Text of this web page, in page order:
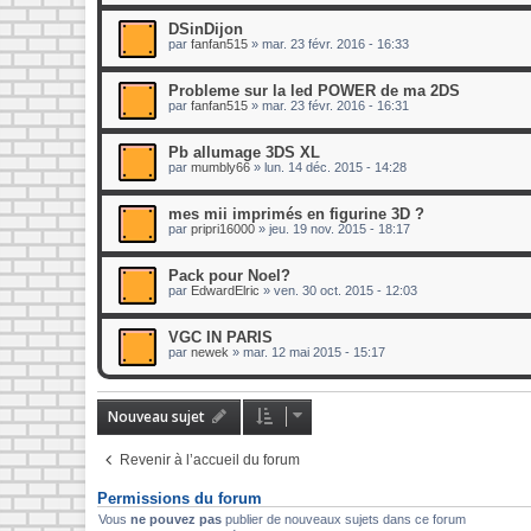
DSinDijon
par fanfan515 » mar. 23 févr. 2016 - 16:33
Probleme sur la led POWER de ma 2DS
par fanfan515 » mar. 23 févr. 2016 - 16:31
Pb allumage 3DS XL
par mumbly66 » lun. 14 déc. 2015 - 14:28
mes mii imprimés en figurine 3D ?
par pripri16000 » jeu. 19 nov. 2015 - 18:17
Pack pour Noel?
par EdwardElric » ven. 30 oct. 2015 - 12:03
VGC IN PARIS
par newek » mar. 12 mai 2015 - 15:17
Nouveau sujet
Revenir à l’accueil du forum
Permissions du forum
Vous ne pouvez pas publier de nouveaux sujets dans ce forum